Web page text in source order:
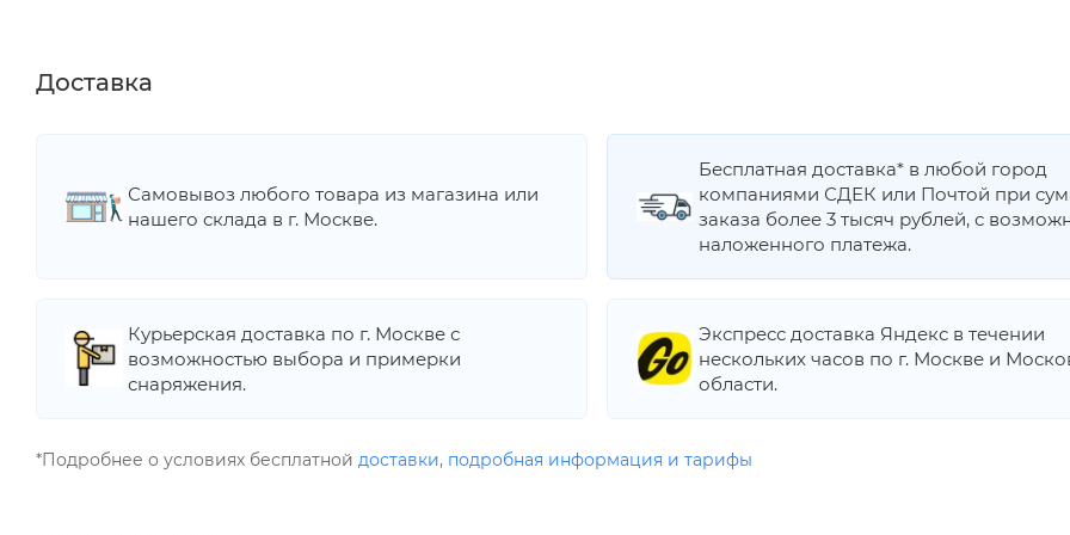
Доставка
Самовывоз любого товара из магазина или
нашего склада в г. Москве.
Бесплатная доставка* в любой город
компаниями СДЕК или Почтой при
заказа более 3 тысяч рублей, с
наложенного платежа.
Курьерская доставка по г. Москве с
возможностью выбора и примерки
снаряжения.
Экспресс доставка Яндекс в течении
нескольких часов по г. Москве и
области.
*Подробнее о условиях бесплатной доставки, подробная информация и тарифы